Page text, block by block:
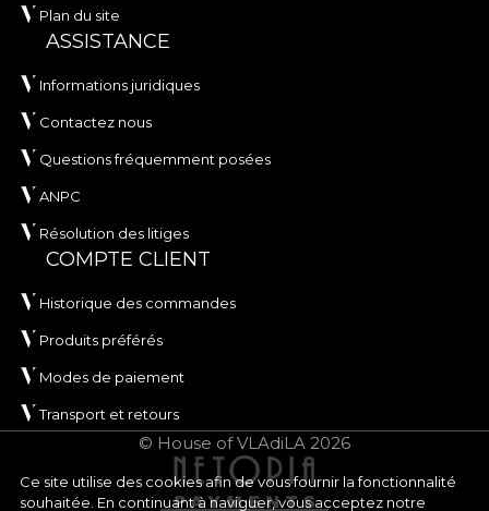
Ce site utilise des cookies afin de vous fournir la fonctionnalité
souhaitée. En continuant à naviguer, vous acceptez notre
Plan du site
ASSISTANCE
Informations juridiques
Contactez nous
Questions fréquemment posées
ANPC
Résolution des litiges
COMPTE CLIENT
Historique des commandes
Produits préférés
Modes de paiement
Transport et retours
© House of VLAdiLA 2026